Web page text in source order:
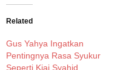
(Opens
new
Related
Gus Yahya Ingatkan
Pentingnya Rasa Syukur
Seperti Kiai Syahid